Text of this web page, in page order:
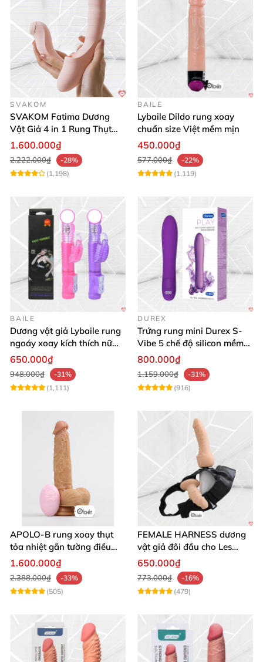
SVAKOM
SVAKOM Fatima Dương
Vật Giả 4 in 1 Rung Thụt
Hút Toả Nhiệt Massage Cho
1.600.000₫
2.222.000₫
-28%
(1,198)
BAILE
Lybaile Dildo rung xoay
chuẩn size Việt mềm mịn
450.000₫
577.000₫
-22%
(1,119)
BAILE
Dương vật giả Lybaile rung
ngoáy xoay kích thích nữ
thủ dâm
650.000₫
948.000₫
-31%
(1,111)
DUREX
Trứng rung mini Durex S-
Vibe 5 chế độ silicon mềm
mịn cao cấp
800.000₫
1.159.000₫
-31%
(916)
APOLO-B rung xoay thụt
tỏa nhiệt gắn tường điều
khiển từ xa đa chế độ
1.600.000₫
2.388.000₫
-33%
(505)
FEMALE HARNESS dương
vật giả đôi đầu cho Les
massage cực sướng
650.000₫
773.000₫
-16%
(479)